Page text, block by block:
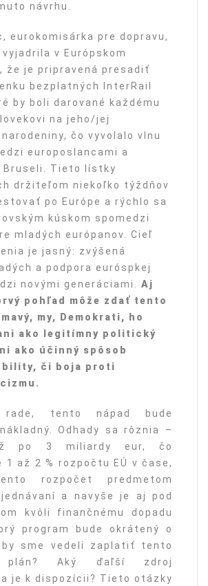
návrhu.
eurokomisárka pre dopravu,
v Európskom
že je pripravená presadiť
bezplatných InterRail
by boli darované každému
na jeho/jej
čo vyvolalo vlnu
europoslancami a
Bruseli. Tieto lístky
držiteľom niekoľko týždňov
po Európe a rýchlo sa
kúskom spomedzi
mladých európanov. Cieľ
je jasný: zvýšená
a podpora euróspkej
novými generáciami. Aj
pohľad môže zdať tento
my, Demokrati, ho
ako legitímny politický
ako účinný spôsob
či boja proti
tento nápad bude
Odhady sa rôznia –
po 3 miliardy eur, čo
1 až 2 % rozpočtu EÚ v čase,
rozpočet predmetom
a navyše je aj pod
kvôli finančnému dopadu
program bude okrátený o
sme vedeli zaplatiť tento
plán? Aký ďaľší zdroj
je k dispozícii? Tieto otázky